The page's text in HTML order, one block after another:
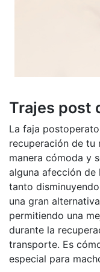
Trajes post
La faja
recuperación de tu
manera cómoda y
alguna afección
tanto
una gran
permitiendo una
durante la
transporte. Es
especial para